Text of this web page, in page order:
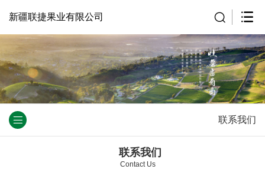
新疆联捷果业有限公司
联系我们
联系我们
Contact Us